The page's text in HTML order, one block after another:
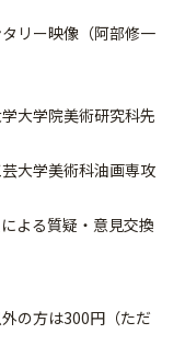
リー映像（阿部修一
⼤学院美術研究科先
大学美術科油画専攻
よる質疑・意見交換
の方は300円（ただ